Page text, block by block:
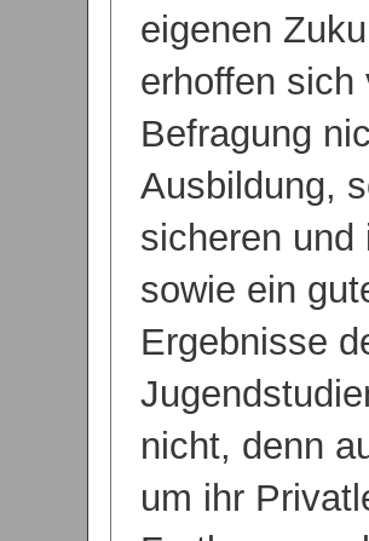
eigenen
erhoffen sich
Befragung
Ausbildung,
sicheren und
sowie ein
Ergebnisse
nicht, denn
um ihr